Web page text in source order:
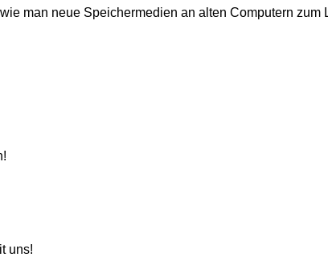
man neue Speichermedien an alten Computern
uns!